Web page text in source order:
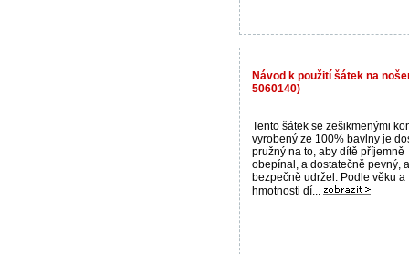
Návod k použití šátek na
5060140)
Tento šátek se zešikmenými
vyrobený ze 100% bavlny je
pružný na to, aby dítě příjemně
obepínal, a dostatečně pevný,
bezpečně udržel. Podle věku a
hmotnosti dí...